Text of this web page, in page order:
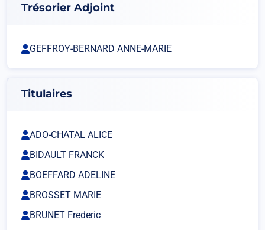
Trésorier Adjoint
GEFFROY-BERNARD ANNE-MARIE
Titulaires
ADO-CHATAL ALICE
BIDAULT FRANCK
BOEFFARD ADELINE
BROSSET MARIE
BRUNET Frederic